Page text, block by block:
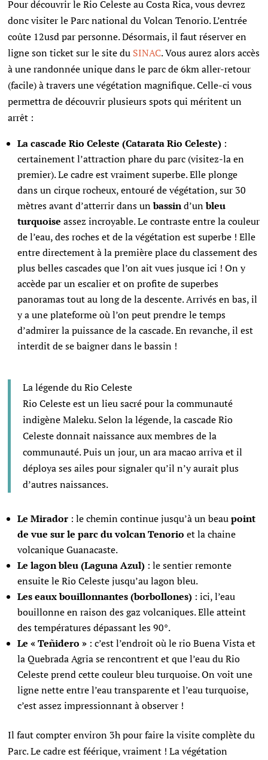
Pour découvrir le Rio Celeste au Costa Rica, vous devrez
donc visiter le Parc national du Volcan Tenorio. L’entrée
coûte 12usd par personne. Désormais, il faut réserver en
ligne son ticket sur le site du SINAC. Vous aurez alors accès
à une randonnée unique dans le parc de 6km aller-retour
(facile) à travers une végétation magnifique. Celle-ci vous
permettra de découvrir plusieurs spots qui méritent un
arrêt :
La cascade Rio Celeste (Catarata Rio Celeste) :
certainement l’attraction phare du parc (visitez-la en
premier). Le cadre est vraiment superbe. Elle plonge
dans un cirque rocheux, entouré de végétation, sur 30
mètres avant d’atterrir dans unbassind’unbleu
turquoise assez incroyable. Le contraste entre la couleur
de l’eau, des roches et de la végétation est superbe ! Elle
entre directement à la première place du classement des
plus belles cascades que l’on ait vues jusque ici ! On y
accède par un escalier et on profite de superbes
panoramas tout au long de la descente. Arrivés en bas, il
y a une plateforme où l’on peut prendre le temps
d’admirer la puissance de la cascade. En revanche, il est
interdit de se baigner dans le bassin !
La légende du Rio Celeste
Rio Celeste est un lieu sacré pour la communauté
indigène Maleku. Selon la légende, la cascade Rio
Celeste donnait naissance aux membres de la
communauté. Puis un jour, un ara macao arriva et il
déploya ses ailes pour signaler qu’il n’y aurait plus
d’autres naissances.
Le Mirador : le chemin continue jusqu’à un beaupoint
de vue sur le parc du volcan Tenorio et la chaine
volcanique Guanacaste.
Le lagon bleu (Laguna Azul) : le sentier remonte
ensuite le Rio Celeste jusqu’au lagon bleu.
Les eaux bouillonnantes (borbollones) : ici, l’eau
bouillonne en raison des gaz volcaniques. Elle atteint
des températures dépassant les 90°.
Le « Teñidero » : c’est l’endroit où le rio Buena Vista et
la Quebrada Agria se rencontrent et que l’eau du Rio
Celeste prend cette couleur bleu turquoise. On voit une
ligne nette entre l’eau transparente et l’eau turquoise,
c’est assez impressionnant à observer !
Il faut compter environ 3h pour faire la visite complète du
Parc. Le cadre est féérique, vraiment ! La végétation